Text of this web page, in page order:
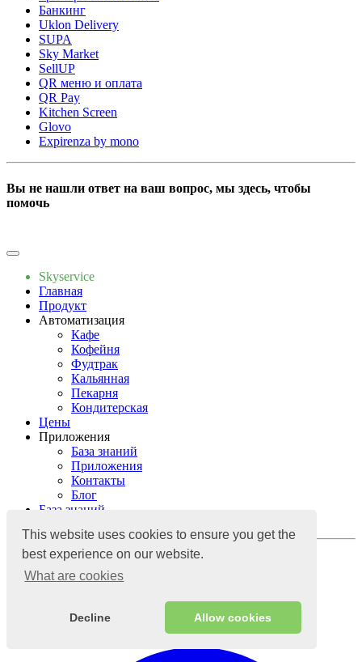
This website uses cookies to ensure you get the
best experience on our website.
What are cookies
Decline Allow cookies
Банкинг
Uklon Delivery
SUPA
Sky Market
SellUP
QR меню и оплата
QR Pay
Kitchen Screen
Glovo
Expirenza by mono
Вы не нашли ответ на ваш вопрос, мы здесь, чтобы
помочь
Skyservice
Главная
Продукт
Автоматизация
Кафе
Кофейня
Фудтрак
Кальянная
Пекарня
Кондитерская
Цены
Приложения
База знаний
Приложения
Контакты
Блог
База знаний
Войти